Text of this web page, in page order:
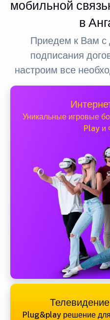
мобильной
в
Приедем к Вам с
подписания
настроим все
Уникальные игровые
Play и
Plug&play решение